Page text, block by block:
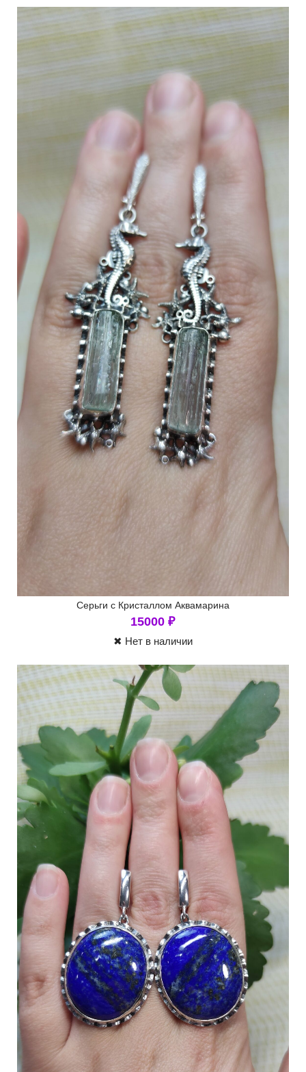
Серьги с Кристаллом Аквамарина
15000 ₽
✖ Нет в наличии